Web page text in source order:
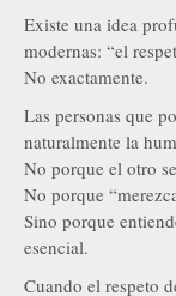
Existe una idea
modernas: “el
No exactamente.
Las personas que
naturalmente la
No porque el otro
No porque
Sino porque
esencial.
Cuando el respeto